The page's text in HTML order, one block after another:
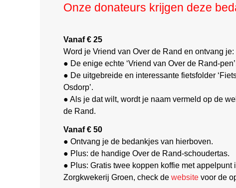
Onze donateurs krijgen deze
Vanaf € 25
Word je Vriend van Over de Rand en ontvang je:
● De enige echte ‘Vriend van Over de Rand-
● De uitgebreide en interessante fietsfolder
Osdorp’.
● Als je dat wilt, wordt je naam vermeld op de
de Rand.
Vanaf € 50
● Ontvang je de bedankjes van hierboven.
● Plus: de handige Over de Rand-schoudertas.
● Plus: Gratis twee koppen koffie met appelpunt
Zorgkwekerij Groen, check de website voor de